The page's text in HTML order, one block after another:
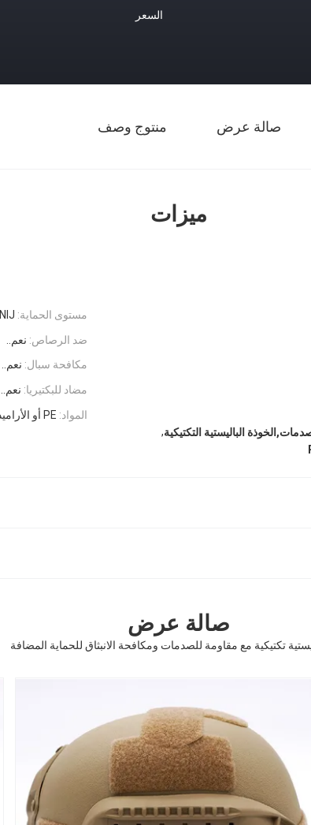
السعر
صالة عرض منتوج وصف
ميزات
مستوى الحماية: NIJ المستوى IIIA
ضد الرصاص: نعم..
مكافحة سبال: نعم..
مضاد للبكتيريا: نعم..
المواد: PE أو الأراميد
الباليستية التكتيكية,
صالة عرض
تكتيكية مع مقاومة للصدمات ومكافحة الانبثاق للحماية المضافة